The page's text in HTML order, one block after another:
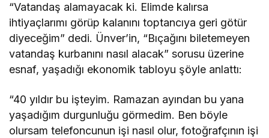
“Vatandaş alamayacak ki. Elimde kalırsa
ihtiyaçlarımı görüp kalanını toptancıya geri götür
diyeceğim” dedi. Ünver’in, “Bıçağını biletemeyen
vatandaş kurbanını nasıl alacak” sorusu üzerine
esnaf, yaşadığı ekonomik tabloyu şöyle anlattı:
“40 yıldır bu işteyim. Ramazan ayından bu yana
yaşadığım durgunluğu görmedim. Ben böyle
olursam telefoncunun işi nasıl olur, fotoğrafçının işi